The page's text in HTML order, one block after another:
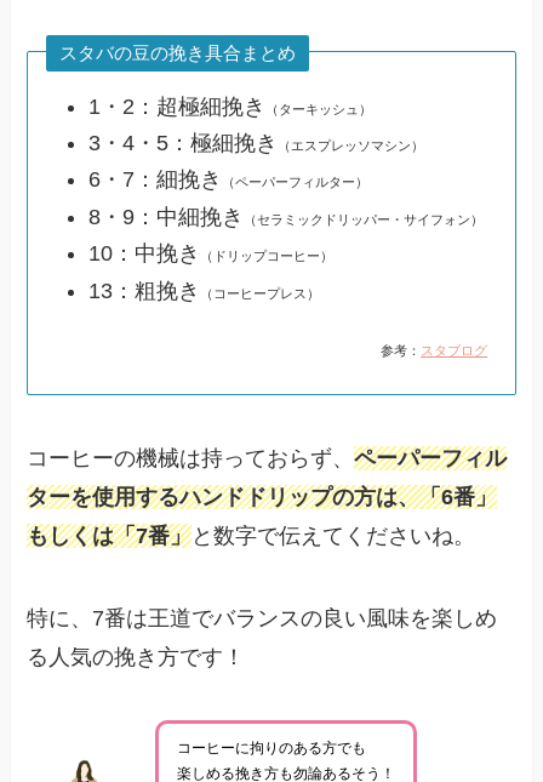
スタバの豆の挽き具合まとめ
1・2：超極細挽き （ターキッシュ）
3・4・5：極細挽き （エスプレッソマシン）
6・7：細挽き （ペーパーフィルター）
8・9：中細挽き （セラミックドリッパー・サイフォン）
10：中挽き （ドリップコーヒー）
13：粗挽き （コーヒープレス）
参考： スタブログ
コーヒーの機械は持っておらず、ペーパーフィル
ターを使用するハンドドリップの方は、「6番」
もしくは「7番」と数字で伝えてくださいね。
特に、7番は王道でバランスの良い風味を楽しめ
る人気の挽き方です！
コーヒーに拘りのある方でも
楽しめる挽き方も勿論あるそう！